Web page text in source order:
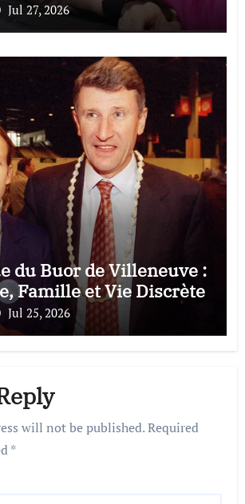
Jul 27, 2026
du Buor de Villeneuve :
Famille et Vie Discrète
Jul 25, 2026
will not be published.Required
*